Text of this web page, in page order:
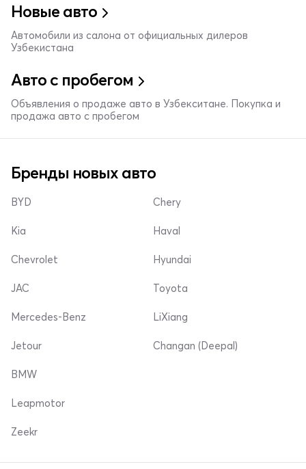
Новые авто
Автомобили из салона от официальных дилеров
Узбекистана
Авто с пробегом
Объявления о продаже авто в Узбекситане. Покупка и
продажа авто с пробегом
Бренды новых авто
BYD
Kia
Chevrolet
Chery
Haval
Hyundai
JAC
Mercedes-Benz
Jetour
Toyota
LiXiang
Changan (Deepal)
BMW
Leapmotor
Zeekr